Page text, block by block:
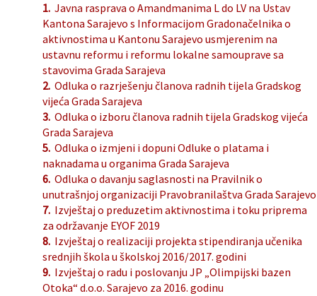
1. Javna rasprava o Amandmanima L do LV na Ustav
Kantona Sarajevo s Informacijom Gradonačelnika o
aktivnostima u Kantonu Sarajevo usmjerenim na
ustavnu reformu i reformu lokalne samouprave sa
stavovima Grada Sarajeva
2. Odluka o razrješenju članova radnih tijela Gradskog
vijeća Grada Sarajeva
3. Odluka o izboru članova radnih tijela Gradskog vijeća
Grada Sarajeva
5. Odluka o izmjeni i dopuni Odluke o platama i
naknadama u organima Grada Sarajeva
6. Odluka o davanju saglasnosti na Pravilnik o
unutrašnjoj organizaciji Pravobranilaštva Grada Sarajevo
7. Izvještaj o preduzetim aktivnostima i toku priprema
za održavanje EYOF 2019
8. Izvještaj o realizaciji projekta stipendiranja učenika
srednjih škola u školskoj 2016/2017. godini
9. Izvještaj o radu i poslovanju JP „Olimpijski bazen
Otoka“ d.o.o. Sarajevo za 2016. godinu